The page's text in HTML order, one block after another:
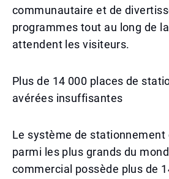
communautaire et de
programmes tout au long de
attendent les visiteurs.
Plus de 14 000 places de
avérées insuffisantes
Le système de stationnement
parmi les plus grands du
commercial possède plus de